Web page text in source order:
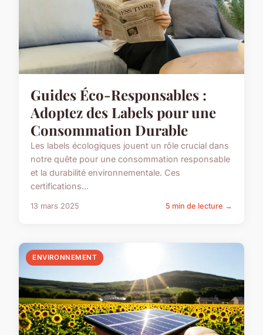
Guides Éco-Responsables :
Adoptez des Labels pour une
Consommation Durable
Les labels écologiques jouent un rôle crucial dans
notre quête pour une consommation responsable
et la durabilité environnementale. Ces
certifications...
13 mars 2025 5 min de lecture →
ENVIRONNEMENT